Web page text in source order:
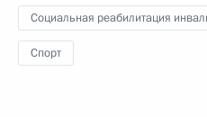
Социальная реабилитация
Спорт